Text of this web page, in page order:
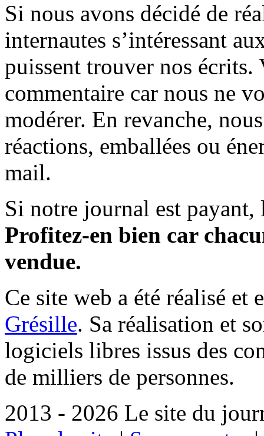
Si nous avons décidé de
internautes s’intéressant
puissent trouver nos écrits.
commentaire car nous ne
modérer. En revanche,
réactions, emballées ou
mail.
Si notre journal est payant,
Profitez-en bien car
vendue.
Ce site web a été réalisé et
Grésille. Sa réalisation et
logiciels libres issus des
de milliers de personnes.
2013 - 2026 Le site du